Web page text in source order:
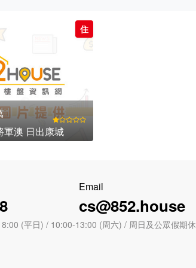
住
軍澳 日出康城
Email
cs@852.house
(平日) / 10:00-13:00 (周六) / 周日及公眾假期休